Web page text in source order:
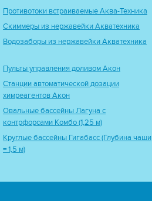
Противотоки встраиваемые Аква-Техника
Скиммеры из нержавейки Акватехника
Водозаборы из нержавейки Акватехника
Пульты управления доливом Акон
Станции автоматической дозации
химреагентов Акон
Овальные бассейны Лагуна с
контрфорсами Комбо (1,25 м)
Круглые бассейны Гигабасс (Глубина чаши
= 1,5 м)